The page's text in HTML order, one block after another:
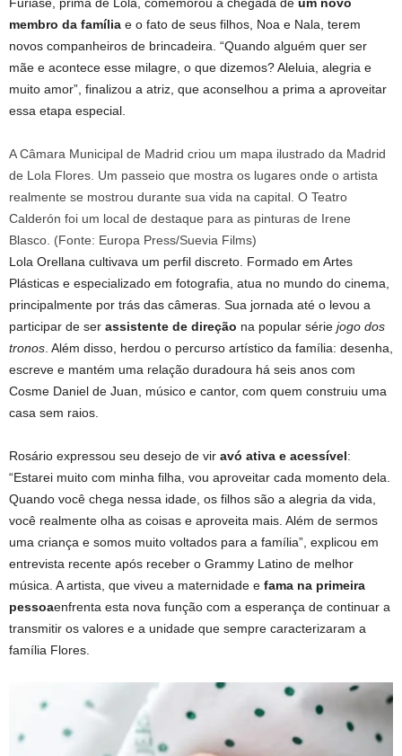
membro da família e o fato de seus filhos, Noa e Nala, terem
novos companheiros de brincadeira. “Quando alguém quer ser
mãe e acontece esse milagre, o que dizemos? Aleluia, alegria e
muito amor”, finalizou a atriz, que aconselhou a prima a aproveitar
essa etapa especial.
A Câmara Municipal de Madrid criou um mapa ilustrado da Madrid
de Lola Flores. Um passeio que mostra os lugares onde o artista
realmente se mostrou durante sua vida na capital. O Teatro
Calderón foi um local de destaque para as pinturas de Irene
Blasco. (Fonte: Europa Press/Suevia Films)
Lola Orellana cultivava um perfil discreto. Formado em Artes
Plásticas e especializado em fotografia, atua no mundo do cinema,
principalmente por trás das câmeras. Sua jornada até o levou a
participar de ser assistente de direção na popular série jogo dos
tronos . Além disso, herdou o percurso artístico da família: desenha,
escreve e mantém uma relação duradoura há seis anos com
Cosme Daniel de Juan, músico e cantor, com quem construiu uma
casa sem raios.
Rosário expressou seu desejo de vir avó ativa e acessível:
“Estarei muito com minha filha, vou aproveitar cada momento dela.
Quando você chega nessa idade, os filhos são a alegria da vida,
você realmente olha as coisas e aproveita mais. Além de sermos
uma criança e somos muito voltados para a família”, explicou em
entrevista recente após receber o Grammy Latino de melhor
música. A artista, que viveu a maternidade e fama na primeira
pessoaenfrenta esta nova função com a esperança de continuar a
transmitir os valores e a unidade que sempre caracterizaram a
família Flores.